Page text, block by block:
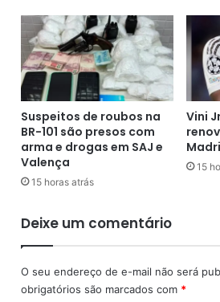
s
e
i
t
d
f
a
i
f
c
a
P
o
f
s
s
o
r
a
m
G
v
.
Suspeitos de roubos na
BR-101 são presos com
arma e drogas em SAJ e
Valença
15 horas atrás
Vini
15
Deixe um comentário
O seu endereço de e-mail não será
obrigatórios são marcados com *